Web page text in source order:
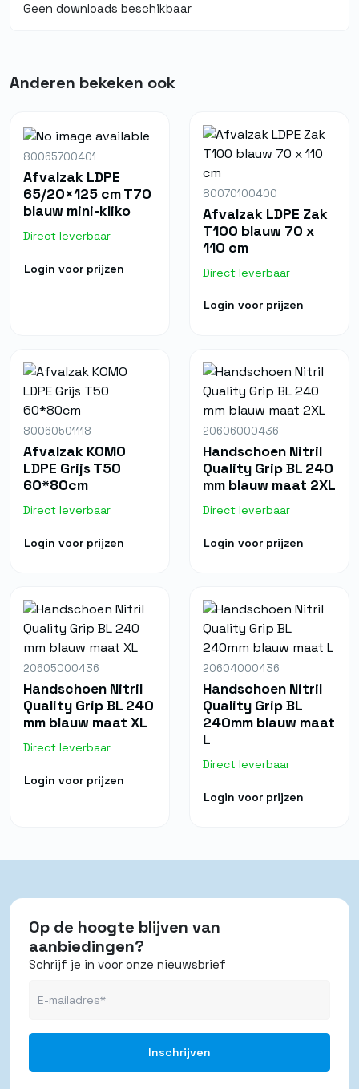
Geen downloads beschikbaar
Anderen bekeken ook
80065700401
Afvalzak LDPE
65/20×125 cm T70
blauw mini-kliko
Direct leverbaar
Login voor prijzen
80070100400
Afvalzak LDPE Zak
T100 blauw 70 x
110 cm
Direct leverbaar
Login voor prijzen
80060501118
Afvalzak KOMO
LDPE Grijs T50
60*80cm
Direct leverbaar
Login voor prijzen
20606000436
Handschoen Nitril
Quality Grip BL 240
mm blauw maat 2XL
Direct leverbaar
Login voor prijzen
20605000436
Handschoen Nitril
Quality Grip BL 240
mm blauw maat XL
Direct leverbaar
Login voor prijzen
20604000436
Handschoen Nitril
Quality Grip BL
240mm blauw maat
L
Direct leverbaar
Login voor prijzen
Op de hoogte blijven van
aanbiedingen?
Schrijf je in voor onze nieuwsbrief